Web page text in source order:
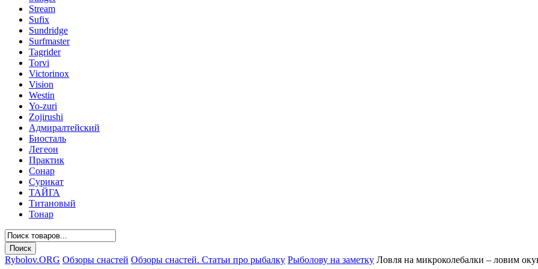
Stream
Sufix
Sundridge
Surfmaster
Tagrider
Torvi
Victorinox
Vision
Westin
Yo-zuri
Zojirushi
Адмиралтейский
Биосталь
Легеон
Практик
Сонар
Сурикат
ТАЙГА
Титановый
Тонар
Rybolov.ORG Обзоры снастей Обзоры снастей. Статьи про рыбалку Рыболову на заметку Ловля на микроколебалки – ловим